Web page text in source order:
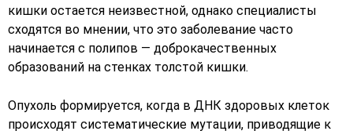
кишки остается неизвестной, однако специалисты
сходятся во мнении, что это заболевание часто
начинается с полипов — доброкачественных
образований на стенках толстой кишки.
Опухоль формируется, когда в ДНК здоровых клеток
происходят систематические мутации, приводящие к